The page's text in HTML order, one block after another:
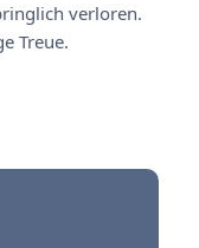
verloren.
Treue.